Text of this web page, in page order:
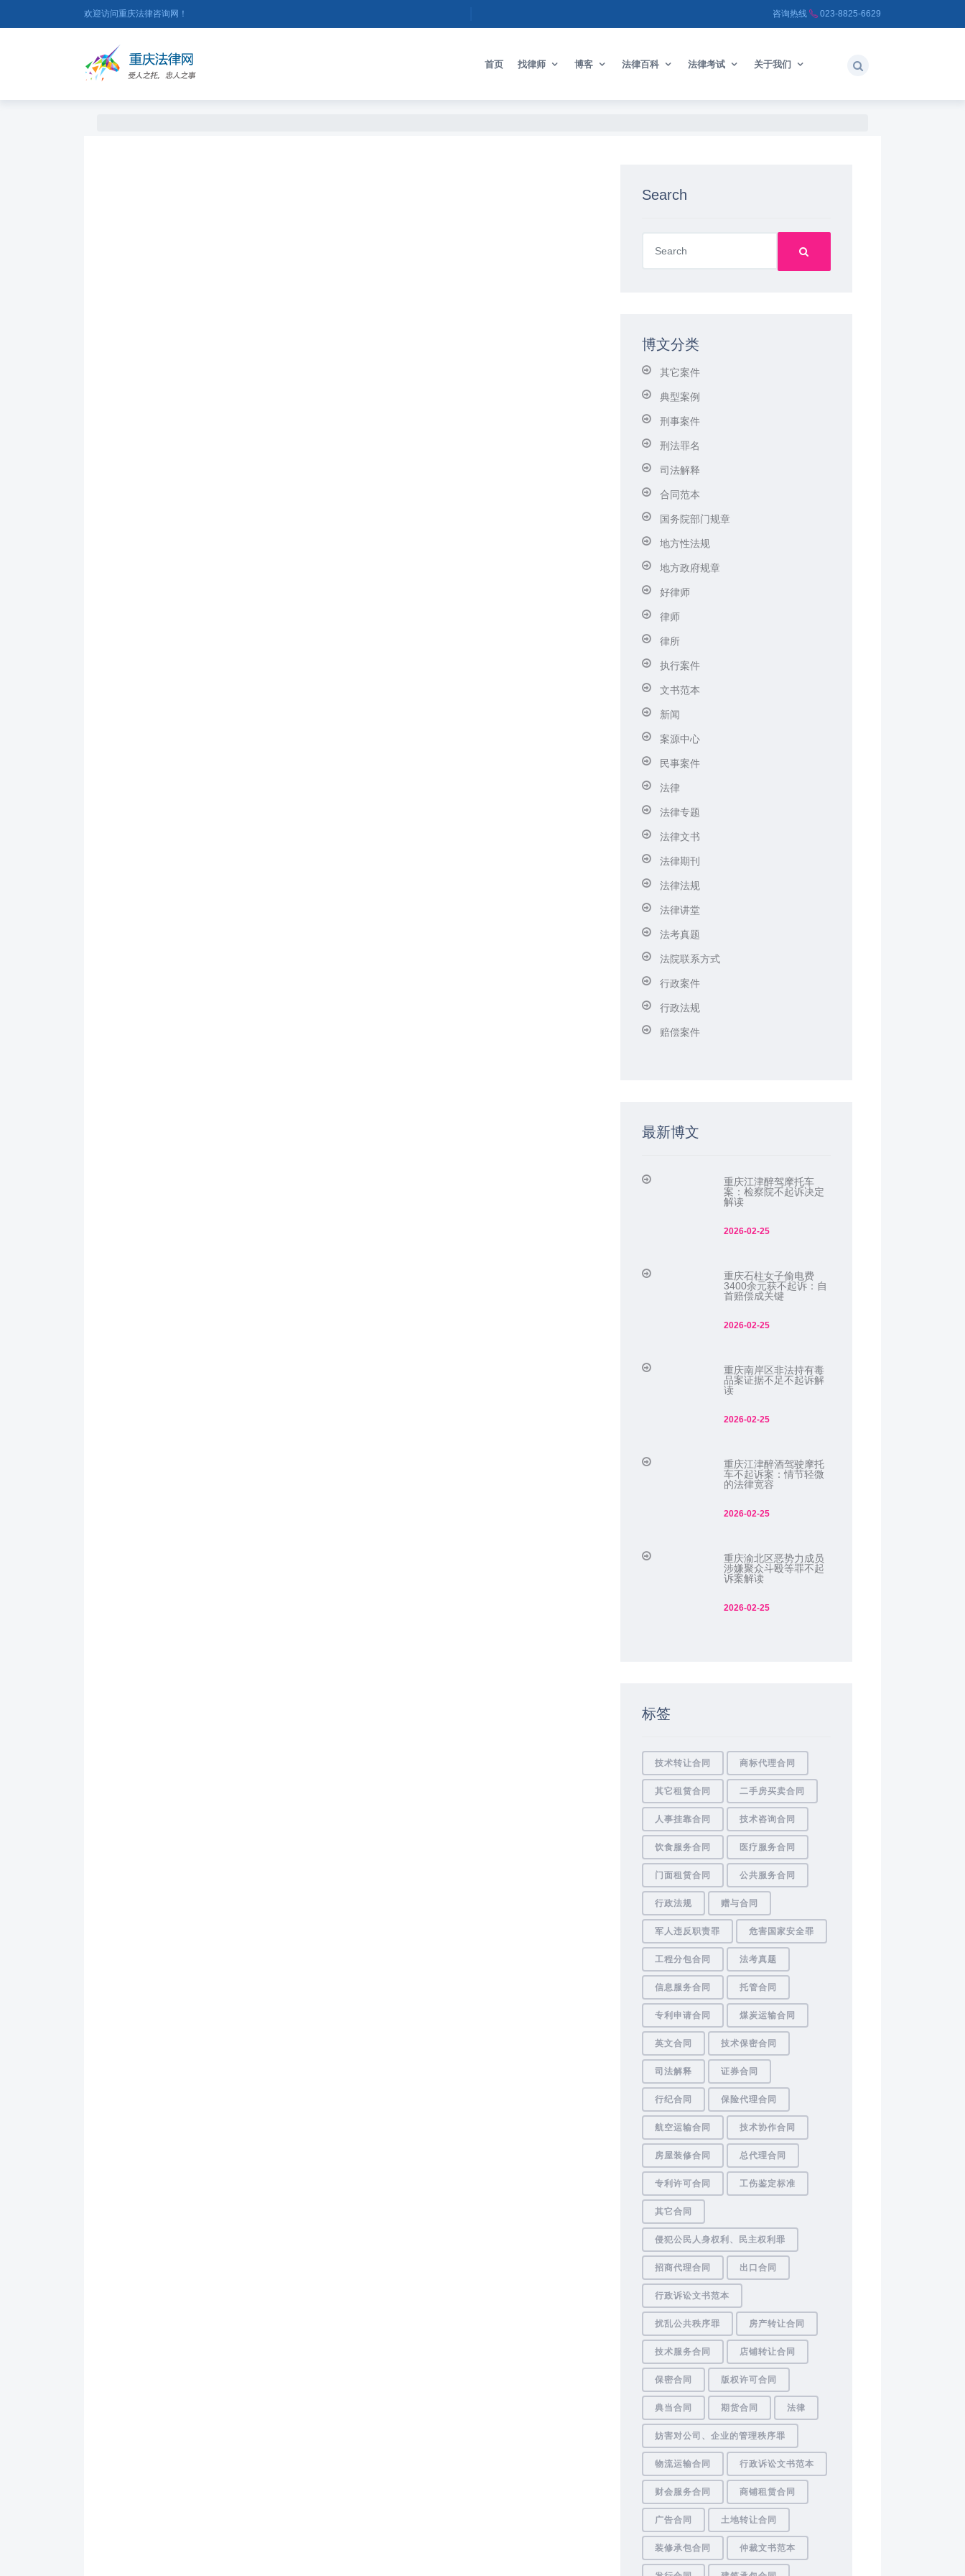
欢迎访问重庆法律咨询网！ 咨询热线 023-8825-6629
首页 找律师 博客 法律百科 法律考试 关于我们
Search
博文分类
其它案件
典型案例
刑事案件
刑法罪名
司法解释
合同范本
国务院部门规章
地方性法规
地方政府规章
好律师
律师
律所
执行案件
文书范本
新闻
案源中心
民事案件
法律
法律专题
法律文书
法律期刊
法律法规
法律讲堂
法考真题
法院联系方式
行政案件
行政法规
赔偿案件
最新博文
重庆江津醉驾摩托车
案：检察院不起诉决定
解读
2026-02-25
重庆石柱女子偷电费
3400余元获不起诉：自
首赔偿成关键
2026-02-25
重庆南岸区非法持有毒
品案证据不足不起诉解
读
2026-02-25
重庆江津醉酒驾驶摩托
车不起诉案：情节轻微
的法律宽容
2026-02-25
重庆渝北区恶势力成员
涉嫌聚众斗殴等罪不起
诉案解读
2026-02-25
标签
技术转让合同 商标代理合同
其它租赁合同 二手房买卖合同
人事挂靠合同 技术咨询合同
饮食服务合同 医疗服务合同
门面租赁合同 公共服务合同
行政法规 赠与合同
军人违反职责罪 危害国家安全罪
工程分包合同 法考真题
信息服务合同 托管合同
专利申请合同 煤炭运输合同
英文合同 技术保密合同
司法解释 证券合同
行纪合同 保险代理合同
航空运输合同 技术协作合同
房屋装修合同 总代理合同
专利许可合同 工伤鉴定标准
其它合同
侵犯公民人身权利、民主权利罪
招商代理合同 出口合同
行政诉讼文书范本
扰乱公共秩序罪 房产转让合同
技术服务合同 店铺转让合同
保密合同 版权许可合同
典当合同 期货合同 法律
妨害对公司、企业的管理秩序罪
物流运输合同 行政诉讼文书范本
财会服务合同 商铺租赁合同
广告合同 土地转让合同
装修承包合同 仲裁文书范本